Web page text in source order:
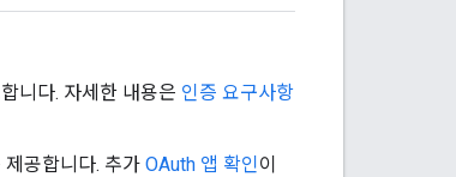
니다. 자세한 내용은 인증 요구사항
공합니다. 추가 OAuth 앱 확인이